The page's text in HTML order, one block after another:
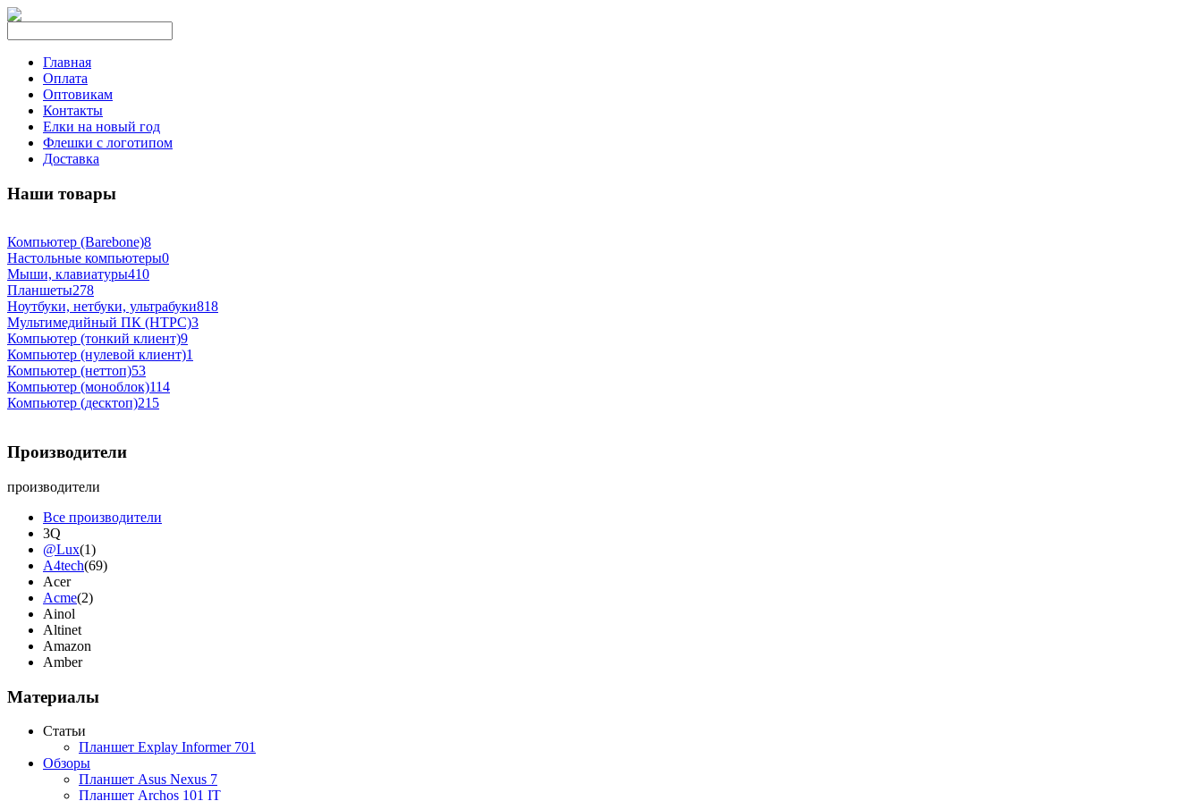
Главная
Оплата
Оптовикам
Контакты
Елки на новый год
Флешки с логотипом
Доставка
Наши товары
Компьютер (Barebone)8
Настольные компьютеры0
Мыши, клавиатуры410
Планшеты278
Ноутбуки, нетбуки, ультрабуки818
Мультимедийный ПК (HTPC)3
Компьютер (тонкий клиент)9
Компьютер (нулевой клиент)1
Компьютер (неттоп)53
Компьютер (моноблок)114
Компьютер (десктоп)215
Производители
производители
Все производители
3Q
@Lux(1)
A4tech(69)
Acer
Acme(2)
Ainol
Altinet
Amazon
Amber
Apache
Apple
Apriori
Archos
Armaggeddon(2)
Assistant
Asus
(9)
Материалы
Статьи
Планшет Explay Informer 701
Обзоры
Планшет Asus Nexus 7
Планшет Archos 101 IT